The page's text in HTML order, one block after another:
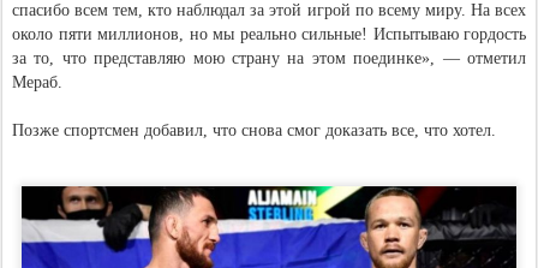
спасибо всем тем, кто наблюдал за этой игрой по всему миру. На всех
около пяти миллионов, но мы реально сильные! Испытываю гордость
за то, что представляю мою страну на этом поединке», — отметил
Мераб.
Позже спортсмен добавил, что снова смог доказать все, что хотел.